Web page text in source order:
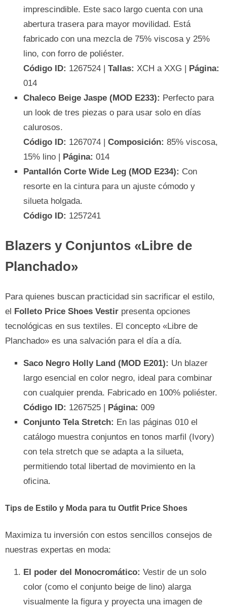
imprescindible. Este saco largo cuenta con una
abertura trasera para mayor movilidad. Está
fabricado con una mezcla de 75% viscosa y 25%
lino, con forro de poliéster.
Código ID: 1267524 | Tallas: XCH a XXG | Página:
014
Chaleco Beige Jaspe (MOD E233): Perfecto para
un look de tres piezas o para usar solo en días
calurosos.
Código ID: 1267074 | Composición: 85% viscosa,
15% lino | Página: 014
Pantallón Corte Wide Leg (MOD E234): Con
resorte en la cintura para un ajuste cómodo y
silueta holgada.
Código ID: 1257241
Blazers y Conjuntos «Libre de
Planchado»
Para quienes buscan practicidad sin sacrificar el estilo,
el Folleto Price Shoes Vestir presenta opciones
tecnológicas en sus textiles. El concepto «Libre de
Planchado» es una salvación para el día a día.
Saco Negro Holly Land (MOD E201): Un blazer
largo esencial en color negro, ideal para combinar
con cualquier prenda. Fabricado en 100% poliéster.
Código ID: 1267525 | Página: 009
Conjunto Tela Stretch: En las páginas 010 el
catálogo muestra conjuntos en tonos marfil (Ivory)
con tela stretch que se adapta a la silueta,
permitiendo total libertad de movimiento en la
oficina.
Tips de Estilo y Moda para tu Outfit Price Shoes
Maximiza tu inversión con estos sencillos consejos de
nuestras expertas en moda:
El poder del Monocromático: Vestir de un solo
color (como el conjunto beige de lino) alarga
visualmente la figura y proyecta una imagen de